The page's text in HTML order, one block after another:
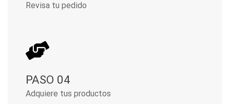
Revisa tu pedido
PASO 04
Adquiere tus productos